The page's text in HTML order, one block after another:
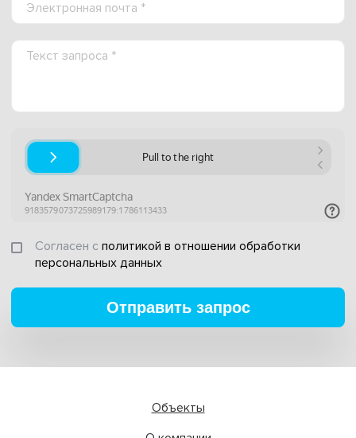
Согласен с политикой в отношении обработки
персональных данных
Отправить запрос
Объекты